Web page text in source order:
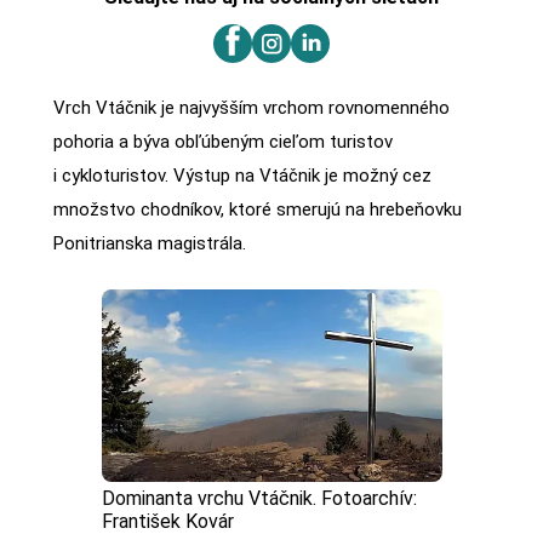
Vrch Vtáčnik je najvyšším vrchom rovnomenného
pohoria a býva obľúbeným cieľom turistov
i cykloturistov. Výstup na Vtáčnik je možný cez
množstvo chodníkov, ktoré smerujú na hrebeňovku
Ponitrianska magistrála.
Dominanta vrchu Vtáčnik. Fotoarchív:
František Kovár